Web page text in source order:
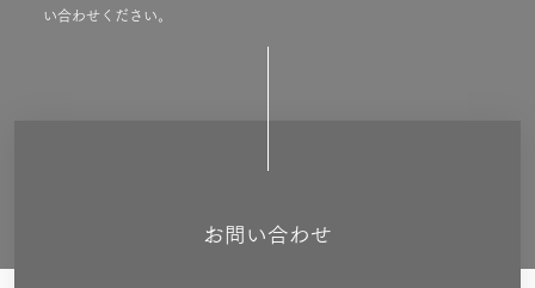
い合わせください。
お問い合わせ